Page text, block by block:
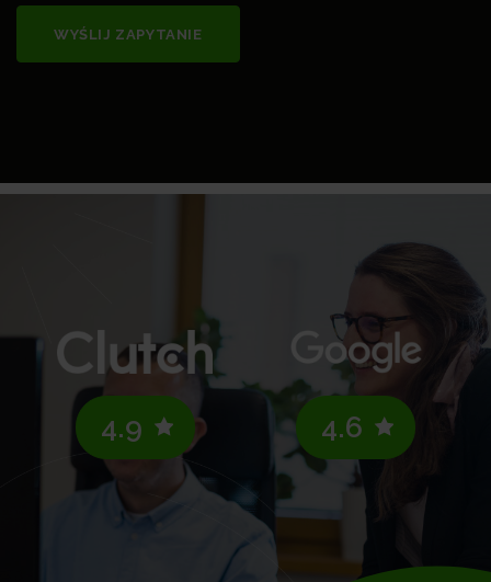
WYŚLIJ ZAPYTANIE
4.9 4.6